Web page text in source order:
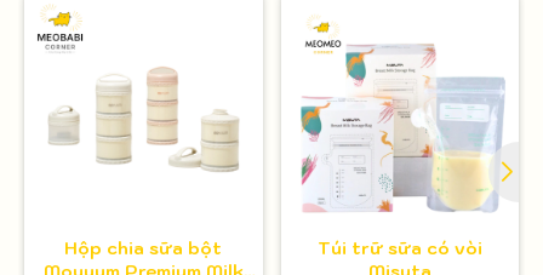
Hộp chia sữa bột
Túi trữ sữa có vòi